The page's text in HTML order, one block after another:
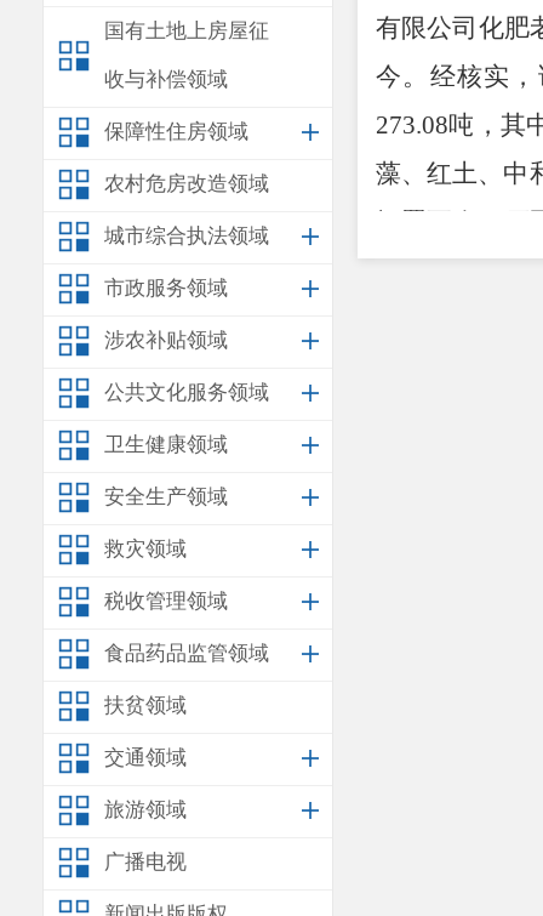
国有土地上房屋征
收与补偿领域
保障性住房领域
农村危房改造领域
城市综合执法领域
市政服务领域
涉农补贴领域
公共文化服务领域
卫生健康领域
安全生产领域
救灾领域
税收管理领域
食品药品监管领域
扶贫领域
交通领域
旅游领域
广播电视
有限公司化肥
今。经核实
273.08吨，其
藻、红土、中